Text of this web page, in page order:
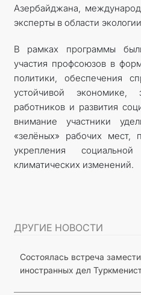
Азербайджана,
эксперты в области
В рамках программы
участия профсоюзов в
политики, обеспечения
устойчивой
работников и развития
внимание участники
«зелёных» рабочих мест,
укрепления
климатических изменений.
ДРУГИЕ НОВОСТИ
Состоялась встреча
иностранных дел